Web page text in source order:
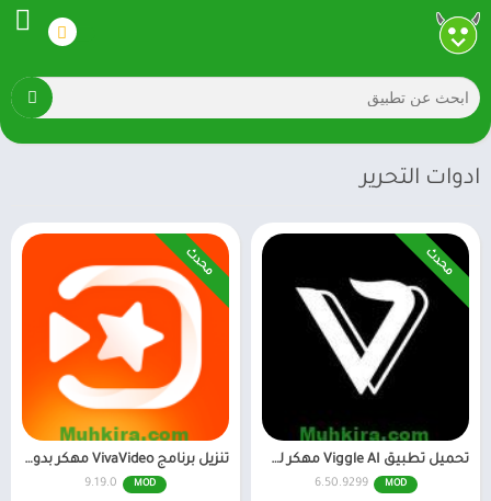
ادوات التحرير
محدث
تحميل تطبيق Viggle AI مهكر للاندرويد احدث اصدار
MOD
6.50.9299
محدث
تنزيل برنامج VivaVideo مهكر بدون علامة مائية أخر إصدار
MOD
9.19.0